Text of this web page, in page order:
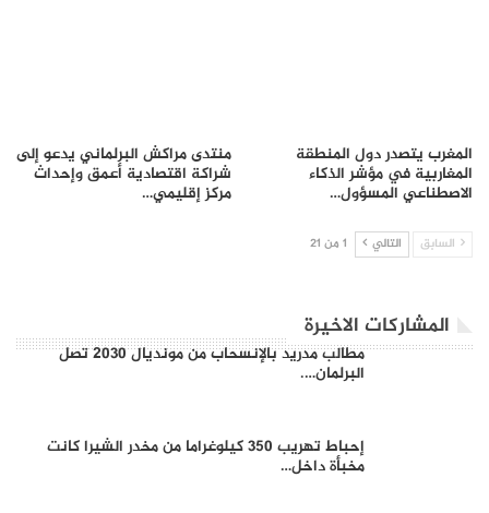
المغرب يتصدر دول المنطقة
المغاربية في مؤشر الذكاء
الاصطناعي المسؤول…
منتدى مراكش البرلماني يدعو إلى
شراكة اقتصادية أعمق وإحداث
مركز إقليمي…
السابق التالي 1 من 21
المشاركات الاخيرة
مطالب مدريد بالإنسحاب من مونديال 2030 تصل
البرلمان….
إحباط تهريب 350 كيلوغراما من مخدر الشيرا كانت
مخبأة داخل…